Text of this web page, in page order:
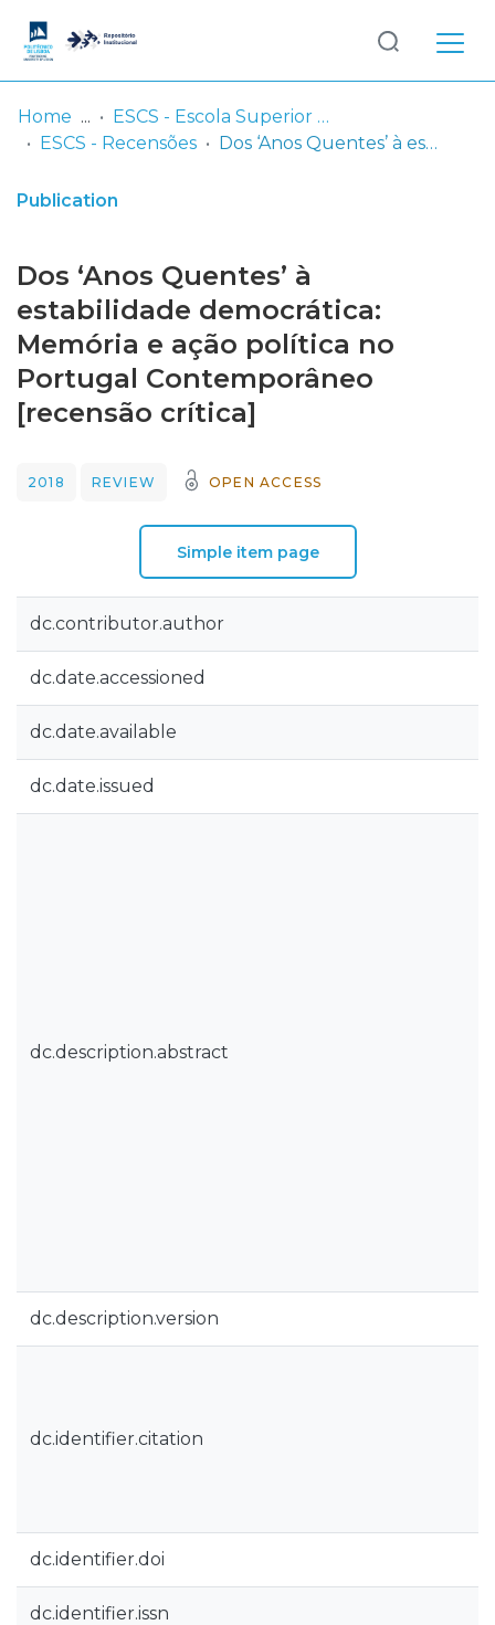
& Collections
Statistics
Log
In
Home
ESCS - Escola Superior de Comunicação Social
ESCS - Recensões
Dos ‘Anos Quentes’ à estabilidade democrática: Memória e ação política no Portugal Contemporâneo [recensão crítica]
Publication
Dos ‘Anos Quentes’ à
estabilidade democrática:
Memória e ação política no
Portugal Contemporâneo
[recensão crítica]
2018 REVIEW OPEN ACCESS
Simple item page
dc.contributor.author
dc.date.accessioned
dc.date.available
dc.date.issued
dc.description.abstract
dc.description.version
dc.identifier.citation
dc.identifier.doi
dc.identifier.issn